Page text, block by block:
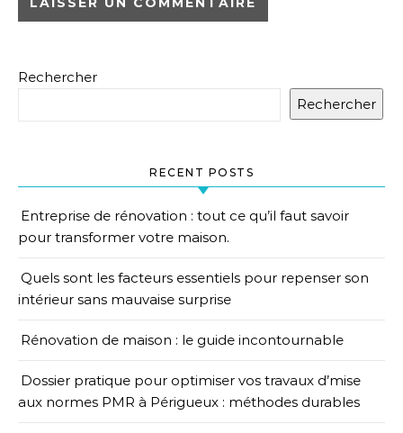
Rechercher
Rechercher
RECENT POSTS
Entreprise de rénovation : tout ce qu’il faut savoir
pour transformer votre maison.
Quels sont les facteurs essentiels pour repenser son
intérieur sans mauvaise surprise
Rénovation de maison : le guide incontournable
Dossier pratique pour optimiser vos travaux d’mise
aux normes PMR à Périgueux : méthodes durables